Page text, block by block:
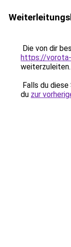
Die von dir
https://
weiterzuleiten.
Falls du
du zur